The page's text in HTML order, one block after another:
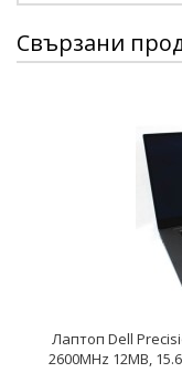
Свързани
Лаптоп Dell
2600MHz 12MB,